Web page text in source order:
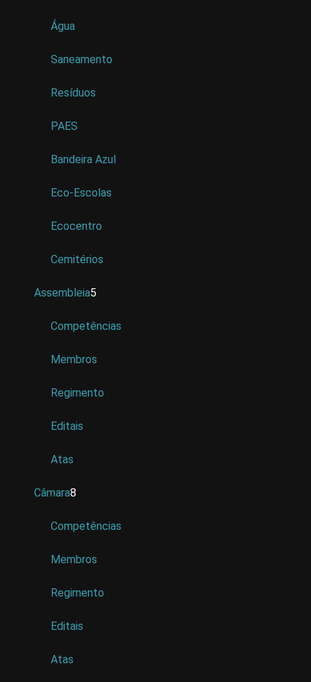
Água
Saneamento
Resíduos
PAES
Bandeira Azul
Eco-Escolas
Ecocentro
Cemitérios
Assembleia5
Competências
Membros
Regimento
Editais
Atas
Câmara8
Competências
Membros
Regimento
Editais
Atas